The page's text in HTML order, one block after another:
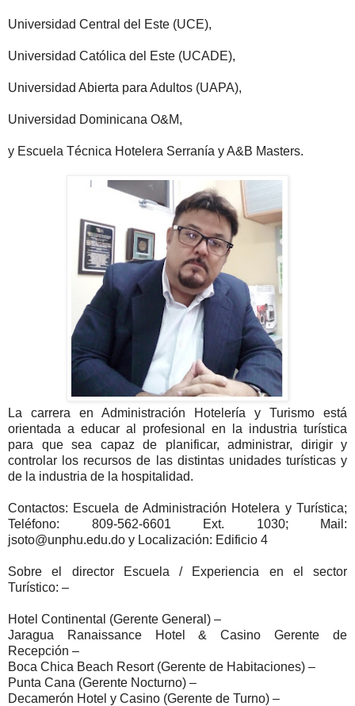
Universidad Central del Este (UCE),
Universidad Católica del Este (UCADE),
Universidad Abierta para Adultos (UAPA),
Universidad Dominicana O&M,
y Escuela Técnica Hotelera Serranía y A&B Masters.
La carrera en Administración Hotelería y Turismo está
orientada a educar al profesional en la industria turística
para que sea capaz de planificar, administrar, dirigir y
controlar los recursos de las distintas unidades turísticas y
de la industria de la hospitalidad.
Contactos: Escuela de Administración Hotelera y Turística;
Teléfono: 809-562-6601 Ext. 1030; Mail:
jsoto@unphu.edu.do y Localización: Edificio 4
Sobre el director Escuela / Experiencia en el sector
Turístico: –
Hotel Continental (Gerente General) –
Jaragua Ranaissance Hotel & Casino Gerente de
Recepción –
Boca Chica Beach Resort (Gerente de Habitaciones) –
Punta Cana (Gerente Nocturno) –
Decamerón Hotel y Casino (Gerente de Turno) –